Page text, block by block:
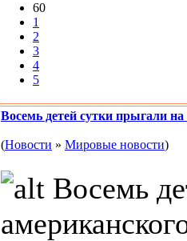
60
1
2
3
4
5
Восемь детей сутки прыгали
(Новости » Мировые новости)
Восемь